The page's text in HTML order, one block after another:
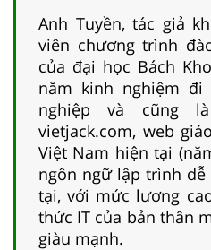
Anh Tuyền, tác giả
viên chương trình
của đại học Bách
năm kinh nghiệm
nghiệp và cũng
vietjack.com, web
Việt Nam hiện tại
ngôn ngữ lập trình
tại, với mức lương
thức IT của bản thân
giàu mạnh.